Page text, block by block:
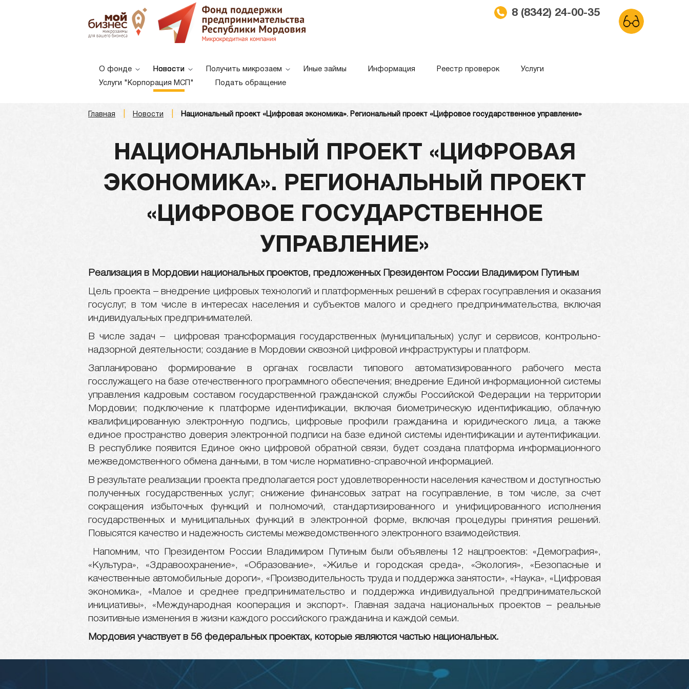
О фонде Новости Получить микрозаем Иные займы Информация Реестр проверок Услуги
Услуги "Корпорация МСП" Подать обращение
8 (8342) 24-00-35
Главная Новости Национальный проект «Цифровая экономика». Региональный проект «Цифровое государственное управление»
НАЦИОНАЛЬНЫЙ ПРОЕКТ «ЦИФРОВАЯ
ЭКОНОМИКА». РЕГИОНАЛЬНЫЙ ПРОЕКТ
«ЦИФРОВОЕ ГОСУДАРСТВЕННОЕ
УПРАВЛЕНИЕ»
Реализация в Мордовии национальных проектов, предложенных Президентом России Владимиром Путиным
Цель проекта – внедрение цифровых технологий и платформенных решений в сферах госуправления и оказания
госуслуг, в том числе в интересах населения и субъектов малого и среднего предпринимательства, включая
индивидуальных предпринимателей.
В числе задач – цифровая трансформация государственных (муниципальных) услуг и сервисов, контрольно-
надзорной деятельности; создание в Мордовии сквозной цифровой инфраструктуры и платформ.
Запланировано формирование в органах госвласти типового автоматизированного рабочего места
госслужащего на базе отечественного программного обеспечения; внедрение Единой информационной системы
управления кадровым составом государственной гражданской службы Российской Федерации на территории
Мордовии; подключение к платформе идентификации, включая биометрическую идентификацию, облачную
квалифицированную электронную подпись, цифровые профили гражданина и юридического лица, а также
единое пространство доверия электронной подписи на базе единой системы идентификации и аутентификации.
В республике появится Единое окно цифровой обратной связи, будет создана платформа информационного
межведомственного обмена данными, в том числе нормативно-справочной информацией.
В результате реализации проекта предполагается рост удовлетворенности населения качеством и доступностью
полученных государственных услуг; снижение финансовых затрат на госуправление, в том числе, за счет
сокращения избыточных функций и полномочий, стандартизированного и унифицированного исполнения
государственных и муниципальных функций в электронной форме, включая процедуры принятия решений.
Повысятся качество и надежность системы межведомственного электронного взаимодействия.
Напомним, что Президентом России Владимиром Путиным были объявлены 12 нацпроектов: «Демография»,
«Культура», «Здравоохранение», «Образование», «Жилье и городская среда», «Экология», «Безопасные и
качественные автомобильные дороги», «Производительность труда и поддержка занятости», «Наука», «Цифровая
экономика», «Малое и среднее предпринимательство и поддержка индивидуальной предпринимательской
инициативы», «Международная кооперация и экспорт». Главная задача национальных проектов – реальные
позитивные изменения в жизни каждого российского гражданина и каждой семьи.
Мордовия участвует в 56 федеральных проектах, которые являются частью национальных.